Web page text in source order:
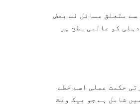
متعلق مسائل نے بعض
کو عالمی سطح پر
حکمت عملی اسے خطے
شامل ہے جو بیک وقت